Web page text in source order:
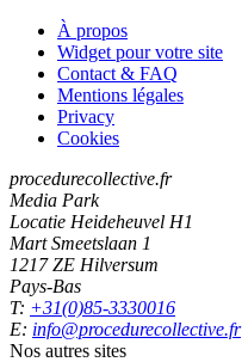
À propos
Widget pour votre site
Contact & FAQ
Mentions légales
Privacy
Cookies
procedurecollective.fr
Media Park
Locatie Heideheuvel H1
Mart Smeetslaan 1
1217 ZE Hilversum
Pays-Bas
T: +31(0)85-3330016
E: info@procedurecollective.fr
Nos autres sites